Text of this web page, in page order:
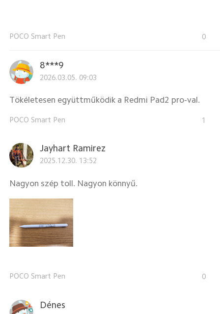
POCO Smart Pen 0
8***9
2026.03.05. 09:03
Tökéletesen együttműködik a Redmi Pad2 pro-val.
POCO Smart Pen 1
Jayhart Ramirez
2025.12.30. 13:52
Nagyon szép toll. Nagyon könnyű.
POCO Smart Pen 0
Dénes